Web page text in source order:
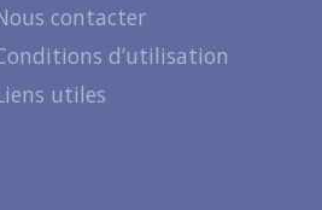
contacter
d’utilisation
utiles